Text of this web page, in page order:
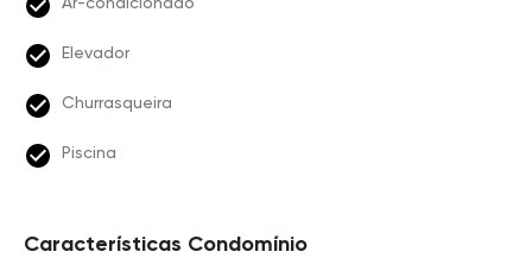
Elevador
Churrasqueira
Piscina
Características Condomínio